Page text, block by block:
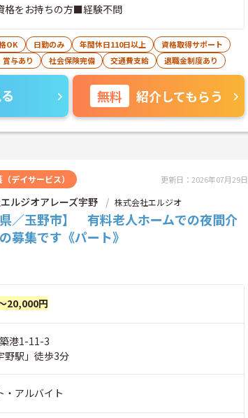
格をお持ちの方■経験不問
OK 日勤のみ 年間休日110日以上
資格取得サポート
与あり 社会保険完備 交通費支給 退職金制度あり
無料 紹介してもらう
デイサービス） 更新日：2026年07月29日
ルジオアレーズ宇野 株式会社エルジオ
県／玉野市】 有料老人ホームでの夜間介
募集です《パート》
20,000円
港1-11-3
野駅」徒歩3分
・アルバイト